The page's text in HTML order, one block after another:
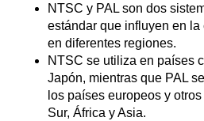
NTSC y PAL son dos
estándar que influyen en
en diferentes regiones.
NTSC se utiliza en países
Japón, mientras que PAL
los países europeos y
Sur, África y Asia.